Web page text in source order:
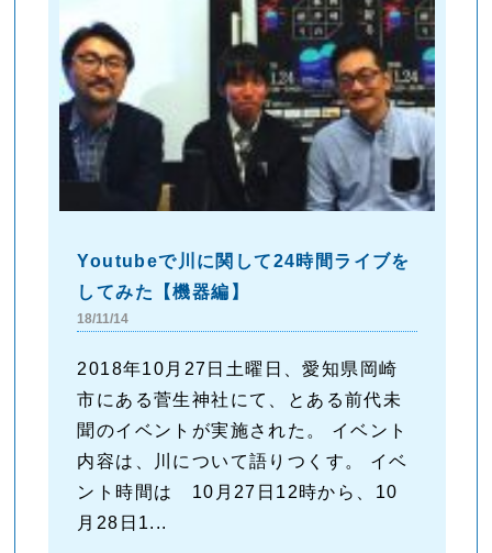
Youtubeで川に関して24時間ライブを
してみた【機器編】
18/11/14
2018年10月27日土曜日、愛知県岡崎
市にある菅生神社にて、とある前代未
聞のイベントが実施された。 イベント
内容は、川について語りつくす。 イベ
ント時間は 10月27日12時から、10
月28日1...